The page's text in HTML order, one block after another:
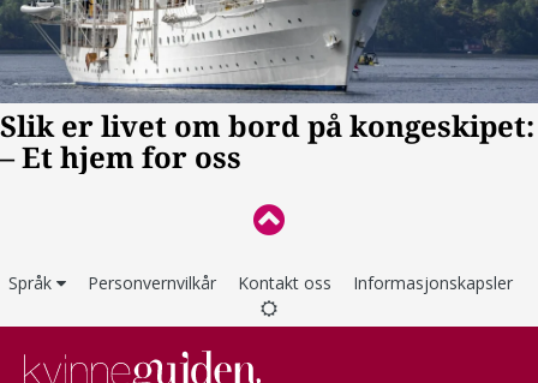
Språk Personvernvilkår Kontakt oss Informasjonskapsler